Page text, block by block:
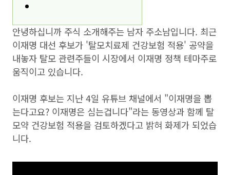
안녕하십니까 주식 소개해주는 남자 주소남입니다. 최근
이재명 대선 후보가 '탈모치료제 건강보험 적용' 공약을
내놓자 탈모 관련주들이 시장에서 이재명 정책 테마주로
움직이고 있습니다.
이재명 후보는 지난 4일 유튜브 채널에서 "이재명을 뽑
는다고요? 이재명은 심는겁니다"라는 동영상과 함께 탈
모약 건강보험 적용을 검토하겠다고 밝혀 화제가 되었습
니다.